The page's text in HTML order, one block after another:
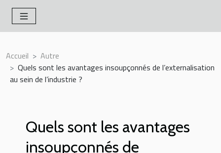
Accueil
Autre
Quels sont les avantages insoupçonnés de l’externalisation
au sein de l’industrie ?
Quels sont les avantages
insoupçonnés de